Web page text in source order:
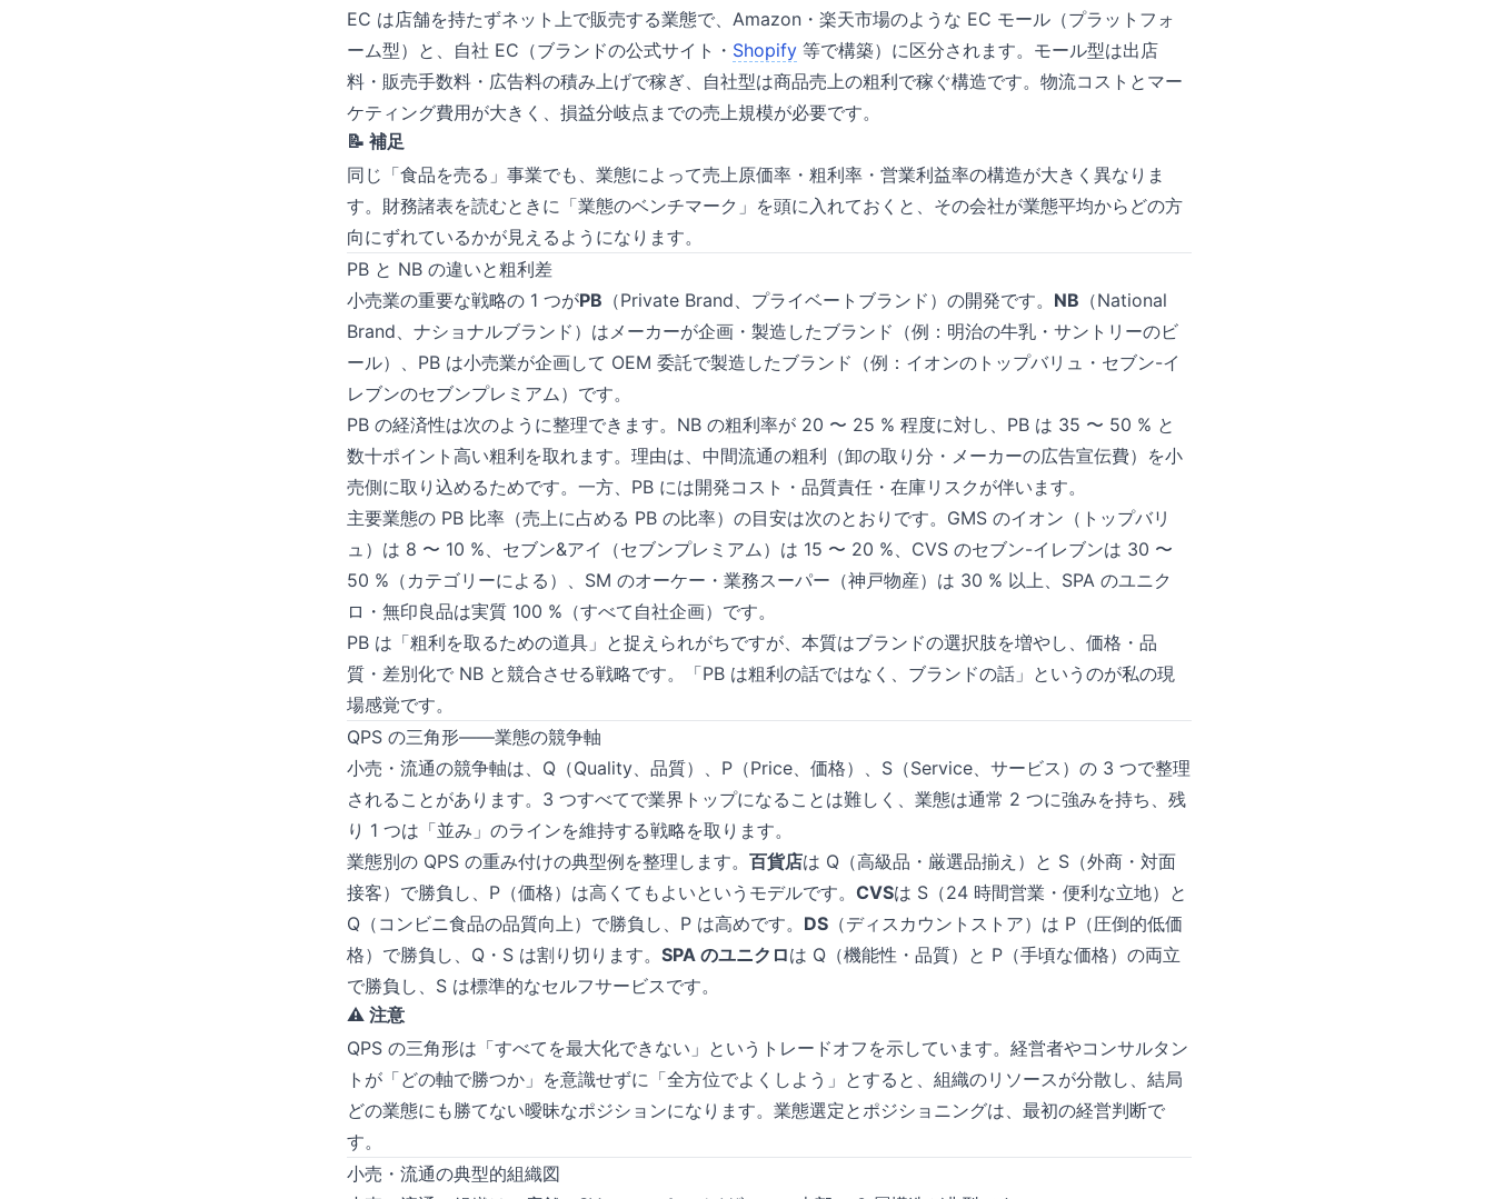
EC は店舗を持たずネット上で販売する業態で、Amazon・楽天市場のような EC モール（プラットフォ
ーム型）と、自社 EC（ブランドの公式サイト・ Shopify 等で構築）に区分されます。モール型は出店
料・販売手数料・広告料の積み上げで稼ぎ、自社型は商品売上の粗利で稼ぐ構造です。物流コストとマー
ケティング費用が大きく、損益分岐点までの売上規模が必要です。
📝 補足
同じ「食品を売る」事業でも、業態によって売上原価率・粗利率・営業利益率の構造が大きく異なりま
す。財務諸表を読むときに「業態のベンチマーク」を頭に入れておくと、その会社が業態平均からどの方
向にずれているかが見えるようになります。
PB と NB の違いと粗利差
小売業の重要な戦略の 1 つがPB （Private Brand、プライベートブランド）の開発です。 NB （National
Brand、ナショナルブランド）はメーカーが企画・製造したブランド（例：明治の牛乳・サントリーのビ
ール）、PB は小売業が企画して OEM 委託で製造したブランド（例：イオンのトップバリュ・セブン-イ
レブンのセブンプレミアム）です。
PB の経済性は次のように整理できます。NB の粗利率が 20 〜 25 % 程度に対し、PB は 35 〜 50 % と
数十ポイント高い粗利を取れます。理由は、中間流通の粗利（卸の取り分・メーカーの広告宣伝費）を小
売側に取り込めるためです。一方、PB には開発コスト・品質責任・在庫リスクが伴います。
主要業態の PB 比率（売上に占める PB の比率）の目安は次のとおりです。GMS のイオン（トップバリ
ュ）は 8 〜 10 %、セブン&アイ（セブンプレミアム）は 15 〜 20 %、CVS のセブン-イレブンは 30 〜
50 %（カテゴリーによる）、SM のオーケー・業務スーパー（神戸物産）は 30 % 以上、SPA のユニク
ロ・無印良品は実質 100 %（すべて自社企画）です。
PB は「粗利を取るための道具」と捉えられがちですが、本質はブランドの選択肢を増やし、価格・品
質・差別化で NB と競合させる戦略です。「PB は粗利の話ではなく、ブランドの話」というのが私の現
場感覚です。
QPS の三角形——業態の競争軸
小売・流通の競争軸は、Q（Quality、品質）、P（Price、価格）、S（Service、サービス）の 3 つで整理
されることがあります。3 つすべてで業界トップになることは難しく、業態は通常 2 つに強みを持ち、残
り 1 つは「並み」のラインを維持する戦略を取ります。
業態別の QPS の重み付けの典型例を整理します。 百貨店は Q（高級品・厳選品揃え）と S（外商・対面
接客）で勝負し、P（価格）は高くてもよいというモデルです。 CVSは S（24 時間営業・便利な立地）と
Q（コンビニ食品の品質向上）で勝負し、P は高めです。 DS （ディスカウントストア）は P（圧倒的低価
格）で勝負し、Q・S は割り切ります。 SPA のユニクロは Q（機能性・品質）と P（手頃な価格）の両立
で勝負し、S は標準的なセルフサービスです。
⚠️ 注意
QPS の三角形は「すべてを最大化できない」というトレードオフを示しています。経営者やコンサルタン
トが「どの軸で勝つか」を意識せずに「全方位でよくしよう」とすると、組織のリソースが分散し、結局
どの業態にも勝てない曖昧なポジションになります。業態選定とポジショニングは、最初の経営判断で
す。
小売・流通の典型的組織図